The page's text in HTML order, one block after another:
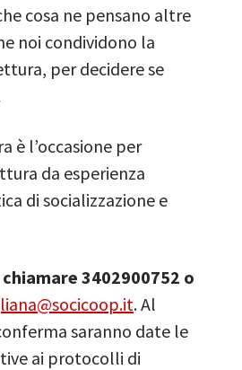
cosa ne pensano altre
noi condividono la
per decidere se
è l’occasione per
da esperienza
di socializzazione e
3402900752 o
. Al
saranno date le
ai protocolli di